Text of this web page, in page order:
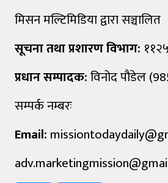
मिसन मल्टिमिडिया द्वारा सञ्चालित
सूचना तथा प्रशारण विभाग:
प्रधान सम्पादक:विनोद पौडेल
सम्पर्क नम्बरः
Email: